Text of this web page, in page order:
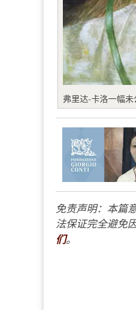
弗里达-卡洛一幅
免责声明：本篇
法保证完全避免
们。